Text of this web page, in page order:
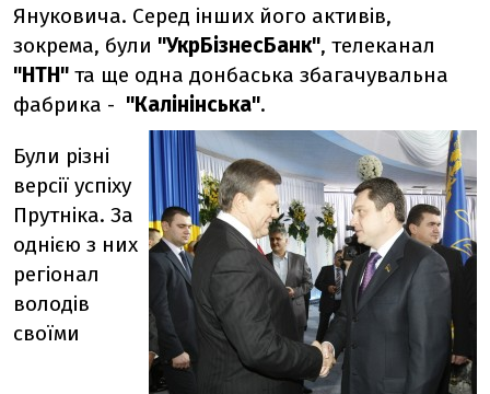
Януковича. Серед інших його активів,
зокрема, були "УкрБізнесБанк", телеканал
"НТН" та ще одна донбаська збагачувальна
фабрика - "Калінінська".
Були різні
версії успіху
Прутніка. За
однією з них
регіонал
володів
своїми